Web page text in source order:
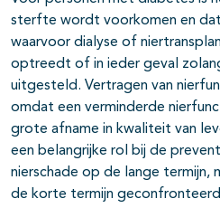
sterfte wordt voorkomen en
waarvoor dialyse of
optreedt of in ieder geval
uitgesteld. Vertragen van
omdat een verminderde
grote afname in kwaliteit van
een belangrijke rol bij de
nierschade op de lange termijn,
de korte termijn